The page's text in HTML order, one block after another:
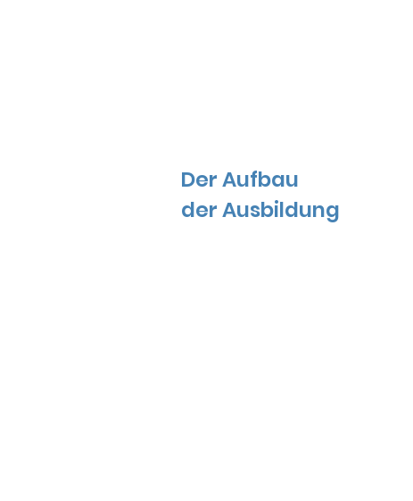
DerAufbau
derAusbildung